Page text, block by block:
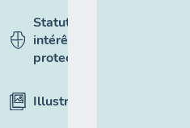
Statut,
intérêt et
protection
Illustrations